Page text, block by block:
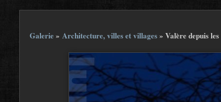
Galerie» Architecture, villes et villages» Valère depuis